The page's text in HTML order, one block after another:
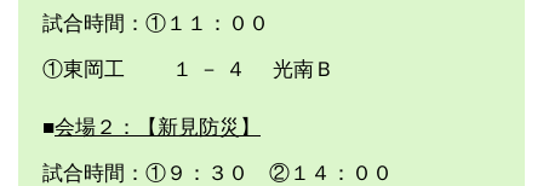
試合時間：①１１：００
①東岡工 １ － ４ 光南Ｂ
■会場２：【新見防災】
試合時間：①９：３０ ②１４：００